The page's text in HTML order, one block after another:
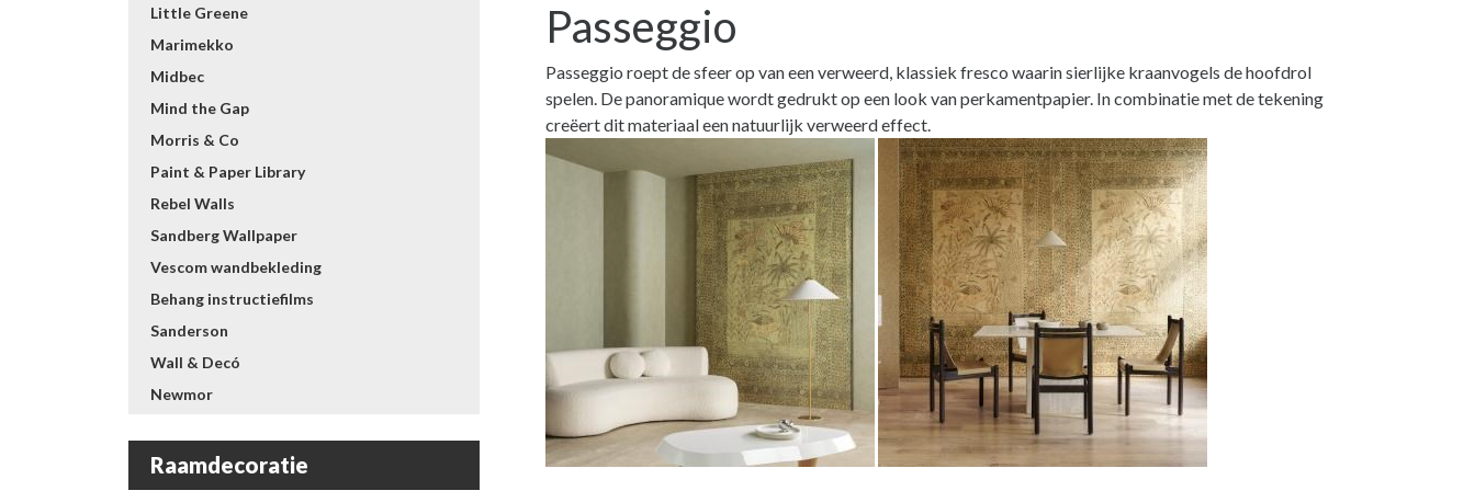
Little Greene
Marimekko
Midbec
Mind the Gap
Morris & Co
Paint & Paper Library
Rebel Walls
Sandberg Wallpaper
Vescom wandbekleding
Behang instructiefilms
Sanderson
Wall & Decó
Newmor
Raamdecoratie
Passeggio
Passeggio roept de sfeer op van een verweerd, klassiek fresco waarin sierlijke kraanvogels de hoofdrol
spelen. De panoramique wordt gedrukt op een look van perkamentpapier. In combinatie met de tekening
creëert dit materiaal een natuurlijk verweerd effect.